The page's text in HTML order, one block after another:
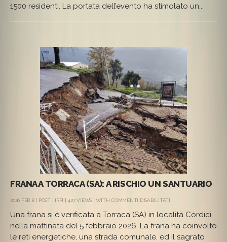
ANALISI
1500 residenti. La portata dell’evento ha stimolato un...
FRANA A TORRACA (SA): A RISCHIO UN SANTUARIO
2026 FEB 8 | POST | IRPI | 427 VIEWS | WITH COMMENTI DISABILITATISU
A
TORRACA
(SA):
Una frana si è verificata a Torraca (SA) in località Cordici,
nella mattinata del 5 febbraio 2026. La frana ha coinvolto
le reti energetiche, una strada comunale, ed il sagrato